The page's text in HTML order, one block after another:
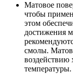
Матовое
чтобы
этом
достижения
смолы.
воздействию